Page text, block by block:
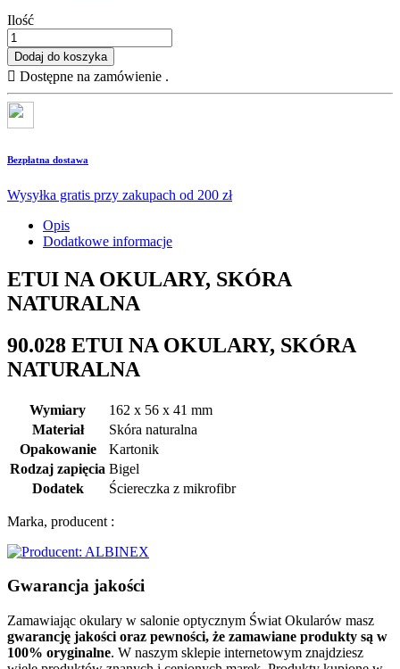
Ilość
Dodaj do koszyka
 Dostępne na zamówienie .
Bezpłatna dostawa
Wysyłka gratis przy zakupach od 200 zł
Opis
Dodatkowe informacje
ETUI NA OKULARY, SKÓRA
NATURALNA
90.028 ETUI NA OKULARY, SKÓRA
NATURALNA
Wymiary
162 x 56 x 41 mm
Materiał
Skóra naturalna
Opakowanie
Kartonik
Rodzaj zapięcia Bigel
Dodatek
Ściereczka z mikrofibr
Marka, producent :
Gwarancja jakości
Zamawiając okulary w salonie optycznym Świat Okularów masz
gwarancję jakości oraz pewności, że zamawiane produkty są w
100% oryginalne. W naszym sklepie internetowym znajdziesz